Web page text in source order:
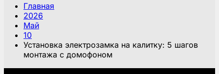
Главная
2026
Май
10
Установка электрозамка на калитку: 5 шагов
монтажа с домофоном